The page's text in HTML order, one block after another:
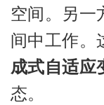
空间。另一
间中工作。
成式自适应
态。